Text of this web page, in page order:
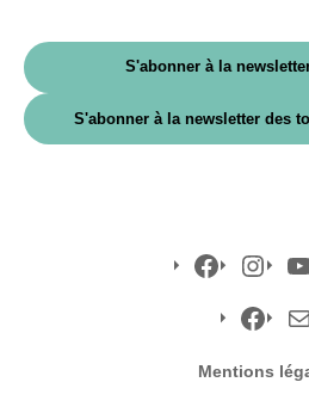
S'abonner à la
S'abonner à la newsletter des
Facebook
Mentions